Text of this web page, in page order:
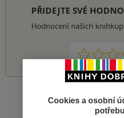
PŘIDEJTE SVÉ
Hodnocení našich
1 2 3 4 5
Zobrazeno
Cookies a osobní